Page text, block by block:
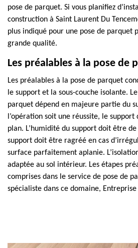
pose de parquet. Si vous planifiez
construction à Saint Laurent Du
plus indiqué pour une pose de parquet
grande qualité.
Les préalables à la pose de
Les préalables à la pose de parquet
le support et la sous-couche isolante.
parquet dépend en majeure partie du
l’opération soit une réussite, le
plan. L’humidité du support doit être
support doit être ragréé en cas
surface parfaitement aplanie.
adaptée au sol intérieur. Les étapes
comprises dans le service de pose de
spécialiste dans ce domaine, Entreprise